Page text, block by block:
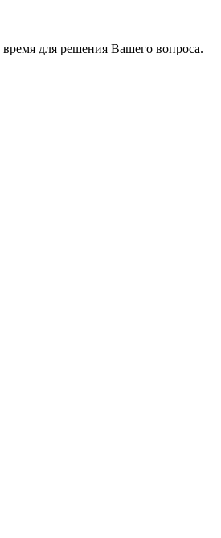
для решения Вашего вопроса.